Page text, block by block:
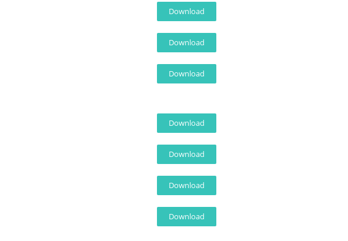
Download
Download
Download
Download
Download
Download
Download